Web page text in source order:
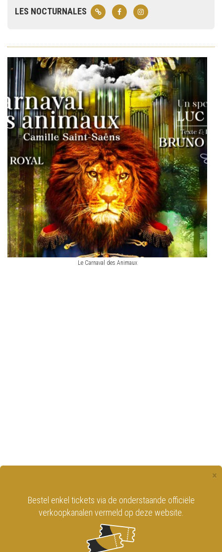
LES NOCTURNALES
Le Carnaval des Animaux
×
Bestel enkel tickets via de onderstaande officiële
verkoopkanalen vermeld op deze website.